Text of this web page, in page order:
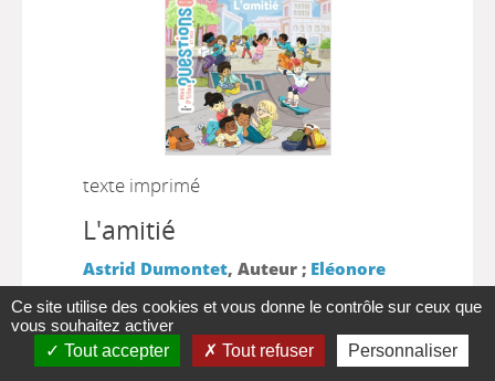
texte imprimé
L'amitié
Astrid Dumontet, Auteur ; Eléonore
|
[France] : Milan jeunesse| Mes p'tites
questions et moi|2023
Ce site utilise des cookies et vous donne le contrôle sur ceux que
vous souhaitez activer
Tout accepter
Tout refuser Personnaliser